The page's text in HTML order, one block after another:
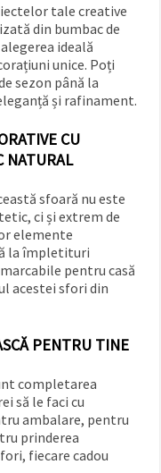
tale creative
din bumbac de
ideală
unice. Poți
sezon până la
și rafinament.
CU
NATURAL
sfoară nu este
ci și extrem de
elemente
la împletituri
pentru casă
acestei sfori din
PENTRU TINE
completarea
să le faci cu
ambalare, pentru
prinderea
fiecare cadou